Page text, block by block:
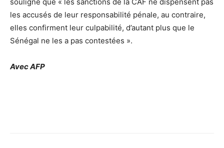
souligné que « les sanctions de la CAF ne dispensent pas
les accusés de leur responsabilité pénale, au contraire,
elles confirment leur culpabilité, d’autant plus que le
Sénégal ne les a pas contestées ».
Avec AFP